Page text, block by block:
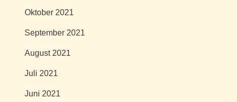
Oktober 2021
September 2021
August 2021
Juli 2021
Juni 2021